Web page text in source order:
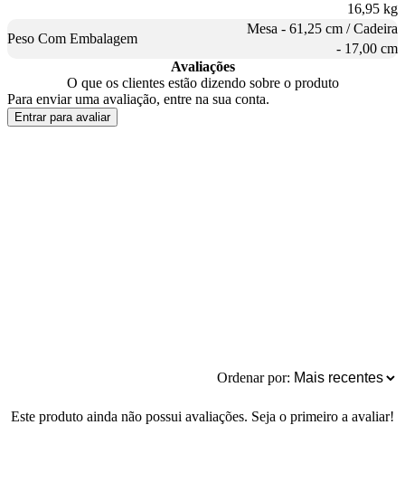
16,95 kg
Peso Com Embalagem
Mesa - 61,25 cm / Cadeira
- 17,00 cm
Avaliações
O que os clientes estão dizendo sobre o produto
Para enviar uma avaliação, entre na sua conta.
Entrar para avaliar
Ordenar por:
Este produto ainda não possui avaliações. Seja o primeiro a avaliar!